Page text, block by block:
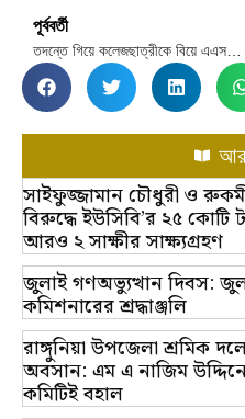
পূর্ববর্তী
তদন্তে গিয়ে কলেজছাত্রীকে বিয়ে এএসআইয়ের, পরে জানা গেল স্ত্রী-সন্তান আছে
সাইফুজ্জামান চৌধুরী ও
বিরুদ্ধে ইউসিবি’র ২৫ কোটি
আরও ২ সাক্ষীর সাক্ষ্যগ্রহণ
জুলাই গণঅভ্যুত্থান দিবস:
কমিশনারের শ্রদ্ধাঞ্জলি
রাঙ্গুনিয়া উপজেলা শ্রমিক
অবসান: এম এ নাজিম
কমিটিই বহাল